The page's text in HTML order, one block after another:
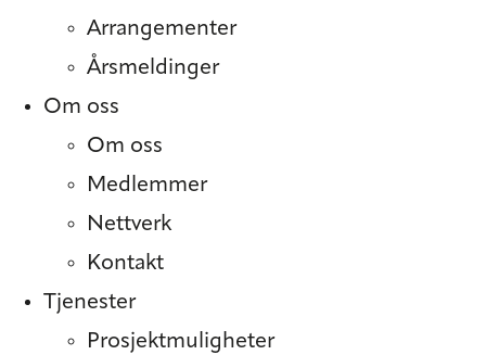
Arrangementer
Årsmeldinger
Om oss
Om oss
Medlemmer
Nettverk
Kontakt
Tjenester
Prosjekt­muligheter